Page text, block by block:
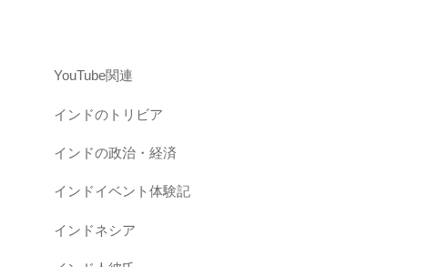
YouTube関連
インドのトリビア
インドの政治・経済
インドイベント体験記
インドネシア